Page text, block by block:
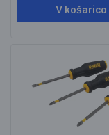
V košarico